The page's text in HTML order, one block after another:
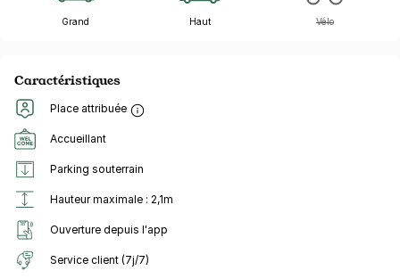
Grand Haut Vélo
Caractéristiques
Place attribuée
Accueillant
Parking souterrain
Hauteur maximale : 2,1m
Ouverture depuis l'app
Service client (7j/7)